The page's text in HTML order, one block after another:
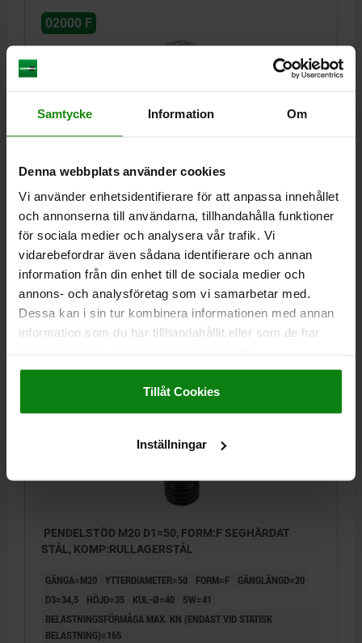
Samtycke Information Om
Denna webbplats använder cookies
Vi använder enhetsidentifierare för att anpassa innehållet
och annonserna till användarna, tillhandahålla funktioner
för sociala medier och analysera vår trafik. Vi
vidarebefordrar även sådana identifierare och annan
information från din enhet till de sociala medier och
annons- och analysföretag som vi samarbetar med.
Dessa kan i sin tur kombinera informationen med annan
information som du har tillhandahållit eller som de har
Impressum|Dataskydd|AGB
Tillåt Cookies
Inställningar
02000 F
STÅL, KOMP:RULLAGERSTÅL
GÄNGLÄNGD=16
SW=27
BELASTNINGSFÖRMÅGA MAX. KN (ENDAST VID STATISK
BELASTNING)=90
596,67 kr
exkl. moms
DETALJER
PENDELSTÖD M20 D1=50, FORM:F SEGHÄRDAT
STÅL, KOMP:RULLAGERSTÅL
GÄNGA=M20 YTTERDIAMETER=50 FORM=F
GÄNGLÄNGD=20
D3=34,5
HÖJD=35 KUL-Ø=40
SW=41
BELASTNINGSFÖRMÅGA MAX. KN (ENDAST VID STATISK
BELASTNING)=165